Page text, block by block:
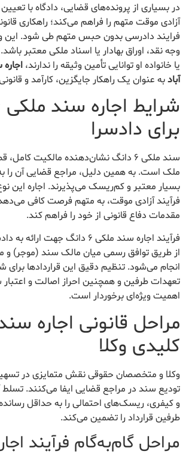
در بسیاری از پرونده‌های قضایی، دادگاه با
آزادی موقت متهم را فراهم می‌کند؛ راهکاری
فرایند دادرسی بدون حبس متهم طی شود. این
وجه نقد، اوراق بهادار یا اسناد ملکی معتبر
یا خانواده او توانایی تأمین وثیقه را ندارند،
آبادبه عنوان یک راهکار جایگزین، کارآمد و
برای دادسرا
سند ملکی ۶ دانگ نشان‌دهنده مالکیت
ملک است. به همین دلیل، مراجع قضایی آن را
بسیار معتبر و کم‌ریسک می‌پذیرند. اجاره این
فرآیند آزادی موقت، به متهم فرصت کافی می‌دهد
مقدمات دفاع قانونی از خود را فراهم کند.
فرآیند اجاره سند ملکی ۶ دانگ جهت
از طریق توافق رسمی میان مالک سند (موجر) و
انجام می‌شود. تنظیم دقیق این قراردادها
تعهدات طرفین و همچنین احراز اصالت و
اهمیت ویژه‌ای برخوردار است.
مراحل قانونی اجاره
کلیدی وکلا
وکلا و متخصصان حقوقی نقش متمایزی در
تودیع سند در مراجع قضایی ایفا می‌کنند. تسلط
و کیفری، ریسک‌های احتمالی را به حداقل
طرفین قرارداد را تضمین می‌کند.
مراحل گام‌به‌گام فرآیند